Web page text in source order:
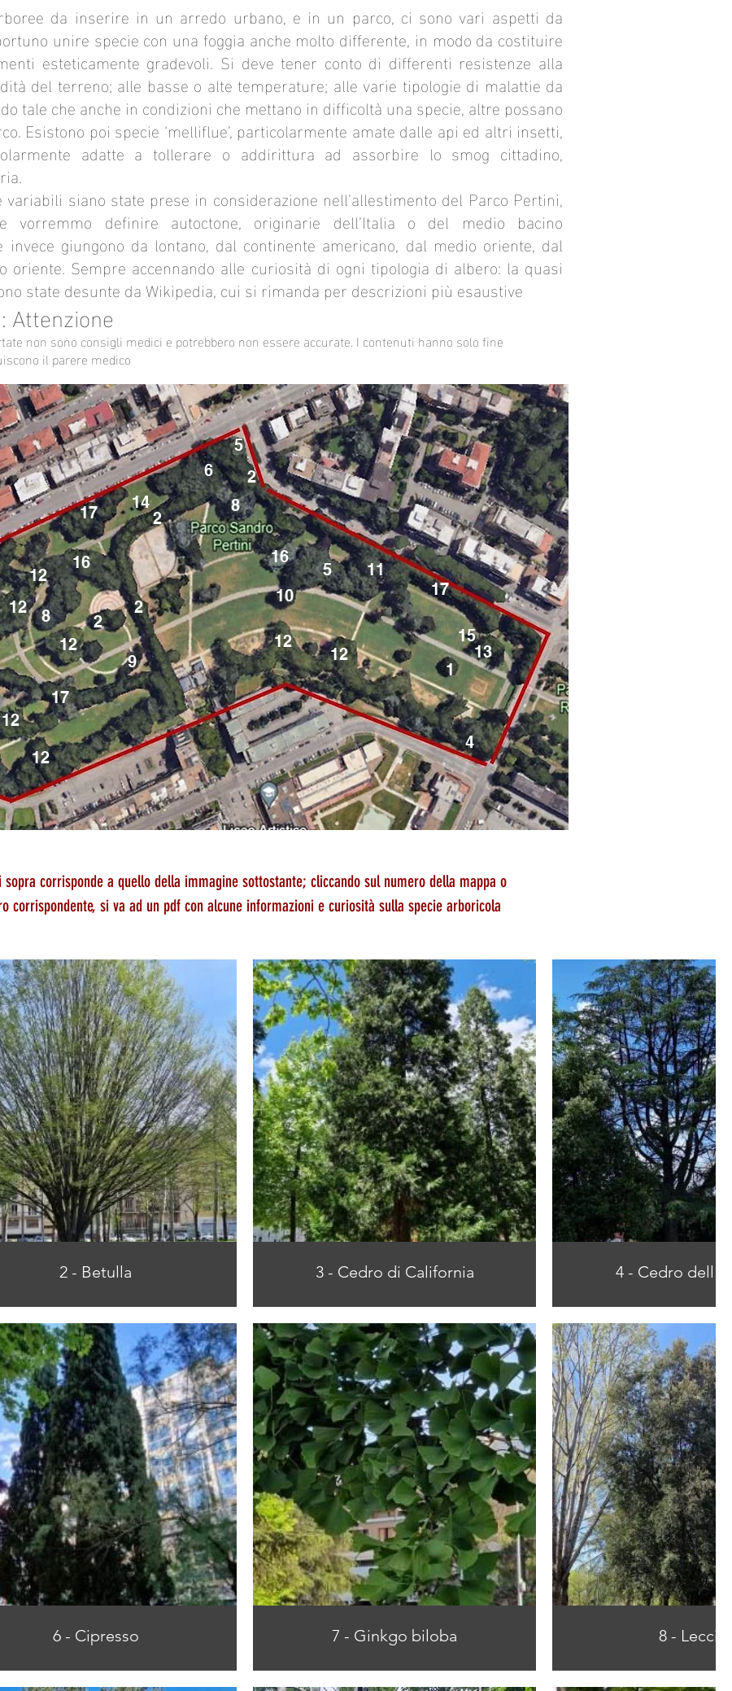
da inserire in un arredo urbano, e in un parco, ci sono vari aspetti da
unire specie con una foggia anche molto differente, in modo da costituire
esteticamente gradevoli. Si deve tener conto di differenti resistenze alla
del terreno; alle basse o alte temperature; alle varie tipologie di malattie da
tale che anche in condizioni che mettano in difficoltà una specie, altre possano
Esistono poi specie ‘melliflue’, particolarmente amate dalle api ed altri insetti,
adatte a tollerare o addirittura ad assorbire lo smog cittadino,
siano state prese in considerazione nell’allestimento del Parco Pertini,
vorremmo definire autoctone, originarie dell’Italia o del medio bacino
invece giungono da lontano, dal continente americano, dal medio oriente, dal
oriente. Sempre accennando alle curiosità di ogni tipologia di albero: la quasi
state desunte da Wikipedia, cui si rimanda per descrizioni più esaustive
Attenzione
non sono consigli medici e potrebbero non essere accurate. I contenuti hanno solo fine
il parere medico
15
13
17
1
12
12
4
16
8
6 2
5
10
5
14
2
8
12
12
16
2
17
2
9
12
12
12
17
11
corrisponde a quello della immagine sottostante; cliccando sul numero della mappa o
corrispondente, si va ad un pdf con alcune informazioni e curiosità sulla specie arboricola
2 - Betulla 3 - Cedro di California 4 - Cedro
6 - Cipresso 7 - Ginkgo biloba 8 - Leccio